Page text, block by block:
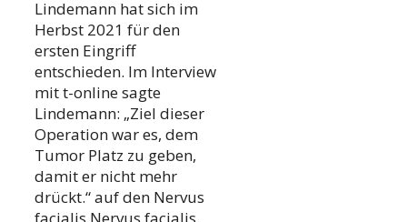
Lindemann hat sich im
Herbst 2021 für den
ersten Eingriff
entschieden. Im Interview
mit t-online sagte
Lindemann: „Ziel dieser
Operation war es, dem
Tumor Platz zu geben,
damit er nicht mehr
drückt.“ auf den Nervus
facialis Nervus facialis.